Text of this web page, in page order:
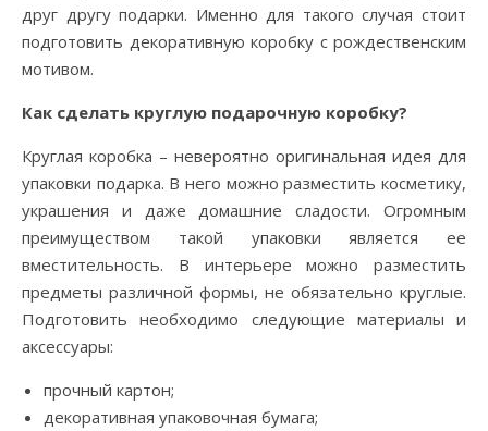
друг другу подарки. Именно для такого случая стоит
подготовить декоративную коробку с рождественским
мотивом.
Как сделать круглую подарочную коробку?
Круглая коробка – невероятно оригинальная идея для
упаковки подарка. В него можно разместить косметику,
украшения и даже домашние сладости. Огромным
преимуществом такой упаковки является ее
вместительность. В интерьере можно разместить
предметы различной формы, не обязательно круглые.
Подготовить необходимо следующие материалы и
аксессуары:
прочный картон;
декоративная упаковочная бумага;